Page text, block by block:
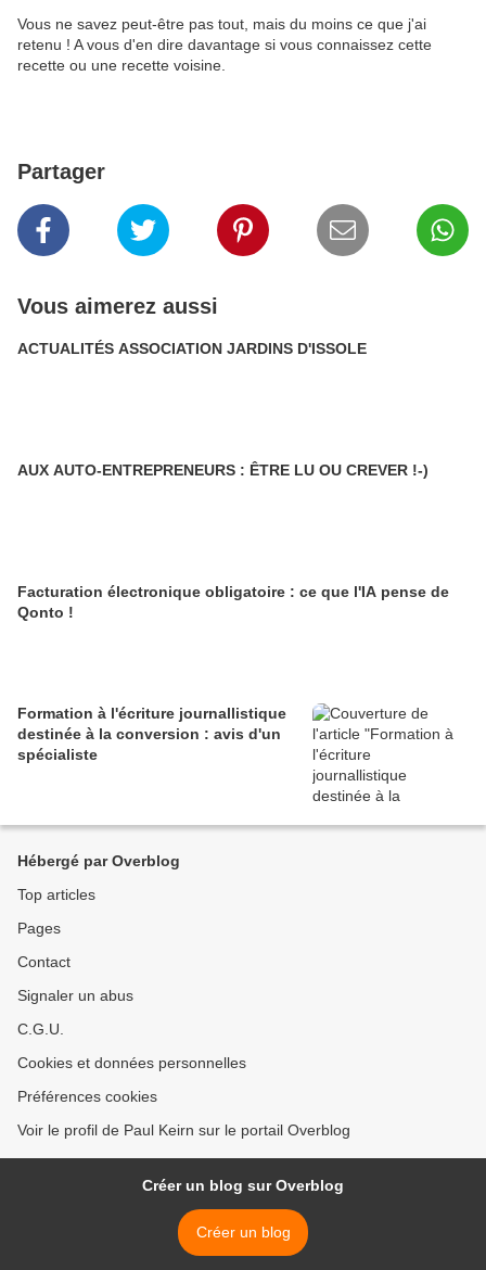
Vous ne savez peut-être pas tout, mais du moins ce que j'ai
retenu ! A vous d'en dire davantage si vous connaissez cette
recette ou une recette voisine.
Partager
Vous aimerez aussi
ACTUALITÉS ASSOCIATION JARDINS D'ISSOLE
AUX AUTO-ENTREPRENEURS : ÊTRE LU OU CREVER !-)
Facturation électronique obligatoire : ce que l'IA pense de
Qonto !
Formation à l'écriture journallistique
destinée à la conversion : avis d'un
spécialiste
Hébergé par Overblog
Top articles
Pages
Contact
Signaler un abus
C.G.U.
Cookies et données personnelles
Préférences cookies
Voir le profil de Paul Keirn sur le portail Overblog
Créer un blog sur Overblog
Créer un blog